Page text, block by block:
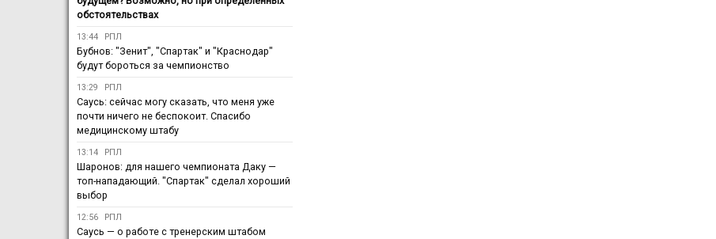
обстоятельствах
13:44 РПЛ
Бубнов: "Зенит", "Спартак" и "Краснодар"
будут бороться за чемпионство
13:29 РПЛ
Саусь: сейчас могу сказать, что меня уже
почти ничего не беспокоит. Спасибо
медицинскому штабу
13:14 РПЛ
Шаронов: для нашего чемпионата Даку —
топ-нападающий. "Спартак" сделал хороший
выбор
12:56 РПЛ
Саусь — о работе с тренерским штабом